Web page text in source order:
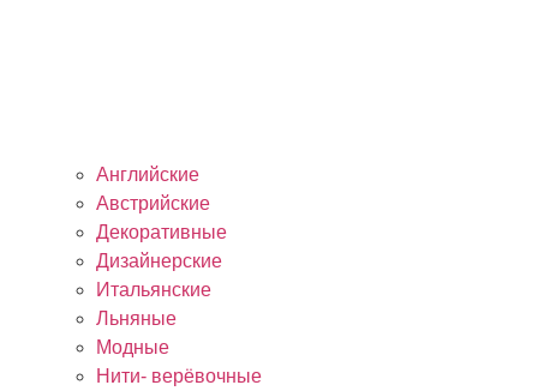
Английские
Австрийские
Декоративные
Дизайнерские
Итальянские
Льняные
Модные
Нити- верёвочные